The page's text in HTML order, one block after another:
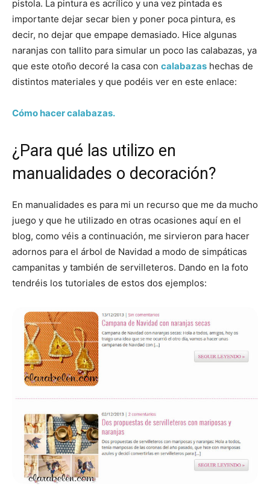
pistola. La pintura es acrílico y una vez pintada es
importante dejar secar bien y poner poca pintura, es
decir, no dejar que empape demasiado. Hice algunas
naranjas con tallito para simular un poco las calabazas, ya
que este otoño decoré la casa con calabazas hechas de
distintos materiales y que podéis ver en este enlace:
Cómo hacer calabazas.
¿Para qué las utilizo en
manualidades o decoración?
En manualidades es para mi un recurso que me da mucho
juego y que he utilizado en otras ocasiones aquí en el
blog, como véis a continuación, me sirvieron para hacer
adornos para el árbol de Navidad a modo de simpáticas
campanitas y también de servilleteros. Dando en la foto
tendréis los tutoriales de estos dos ejemplos: